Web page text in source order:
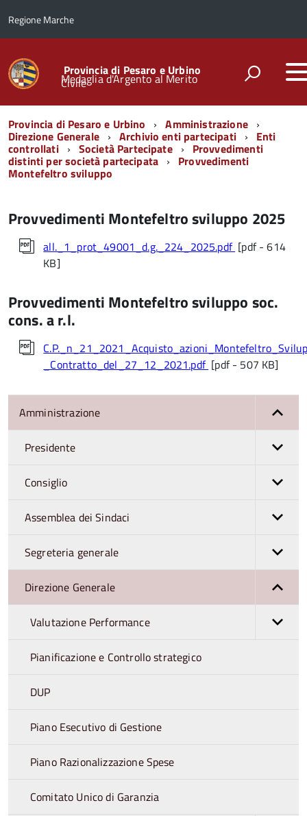
Regione Marche
Provincia di Pesaro e Urbino
Medaglia d'Argento al Merito
Civile
Menu
di
navigazione
Provincia di Pesaro e Urbino Amministrazione
Direzione Generale Archivio enti partecipati Enti
controllati Società Partecipate Provvedimenti
distinti per società partecipata Provvedimenti
Montefeltro sviluppo
Provvedimenti Montefeltro sviluppo 2025
all._1_prot_49001_d.g._224_2025.pdf [pdf - 614
KB]
Provvedimenti Montefeltro sviluppo soc.
cons. a r.l.
_Contratto_del_27_12_2021.pdf [pdf - 507 KB]
Amministrazione
Presidente
Consiglio
Assemblea dei Sindaci
Segreteria generale
Direzione Generale
Valutazione Performance
Pianificazione e Controllo strategico
DUP
Piano Esecutivo di Gestione
Piano Razionalizzazione Spese
Comitato Unico di Garanzia